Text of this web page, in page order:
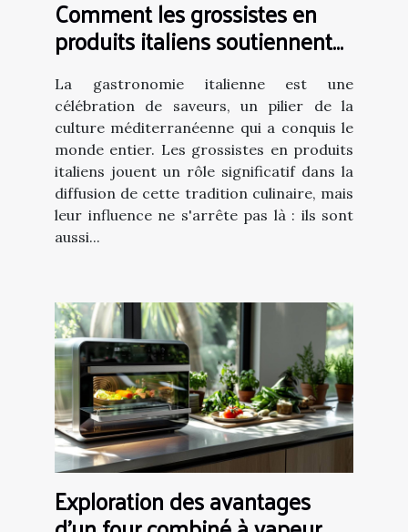
Comment les grossistes en
produits italiens soutiennent
la gastronomie locale
La gastronomie italienne est une
célébration de saveurs, un pilier de la
culture méditerranéenne qui a conquis le
monde entier. Les grossistes en produits
italiens jouent un rôle significatif dans la
diffusion de cette tradition culinaire, mais
leur influence ne s'arrête pas là : ils sont
aussi...
Exploration des avantages